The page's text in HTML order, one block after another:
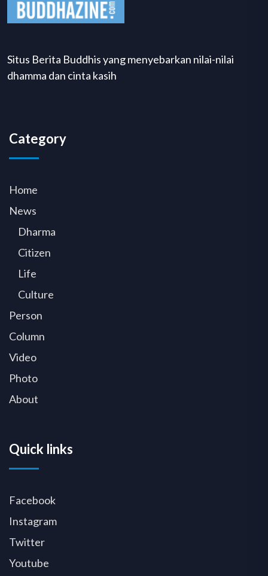
Situs Berita Buddhis yang menyebarkan nilai-nilai
dhamma dan cinta kasih
Category
Home
News
Dharma
Citizen
Life
Culture
Person
Column
Video
Photo
About
Quick links
Facebook
Instagram
Twitter
Youtube